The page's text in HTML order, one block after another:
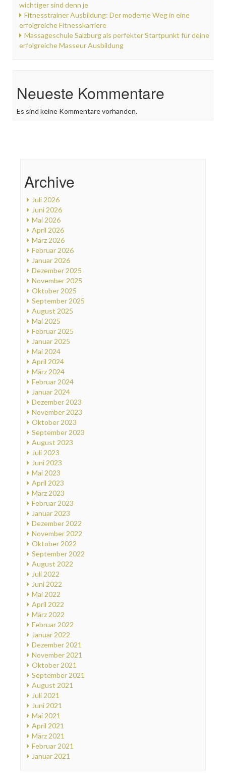
wichtiger sind denn je
Fitnesstrainer Ausbildung: Der moderne Weg in eine
erfolgreiche Fitnesskarriere
Massageschule Salzburg als perfekter Startpunkt für deine
erfolgreiche Masseur Ausbildung
Neueste Kommentare
Es sind keine Kommentare vorhanden.
Archive
Juli 2026
Juni 2026
Mai 2026
April 2026
März 2026
Februar 2026
Januar 2026
Dezember 2025
November 2025
Oktober 2025
September 2025
August 2025
Mai 2025
Februar 2025
Januar 2025
Mai 2024
April 2024
März 2024
Februar 2024
Januar 2024
Dezember 2023
November 2023
Oktober 2023
September 2023
August 2023
Juli 2023
Juni 2023
Mai 2023
April 2023
März 2023
Februar 2023
Januar 2023
Dezember 2022
November 2022
Oktober 2022
September 2022
August 2022
Juli 2022
Juni 2022
Mai 2022
April 2022
März 2022
Februar 2022
Januar 2022
Dezember 2021
November 2021
Oktober 2021
September 2021
August 2021
Juli 2021
Juni 2021
Mai 2021
April 2021
März 2021
Februar 2021
Januar 2021